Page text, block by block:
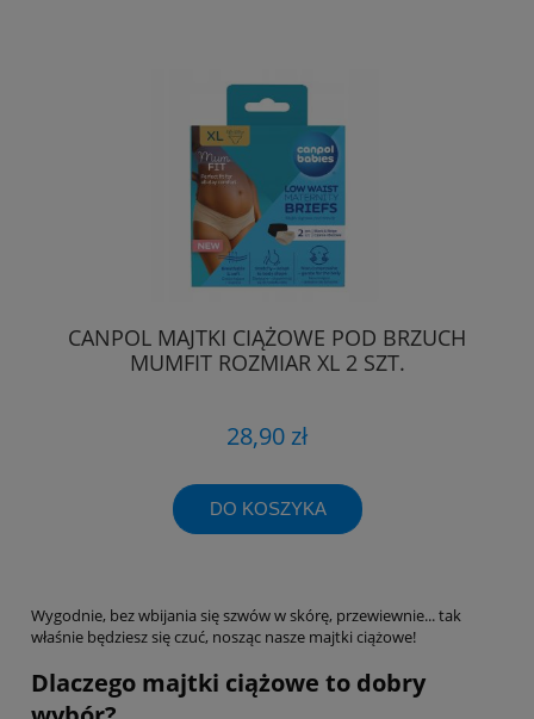
CANPOL MAJTKI CIĄŻOWE POD BRZUCH
MUMFIT ROZMIAR XL 2 SZT.
28,90 zł
DO KOSZYKA
Wygodnie, bez wbijania się szwów w skórę, przewiewnie... tak
właśnie będziesz się czuć, nosząc nasze majtki ciążowe!
Dlaczego majtki ciążowe to dobry